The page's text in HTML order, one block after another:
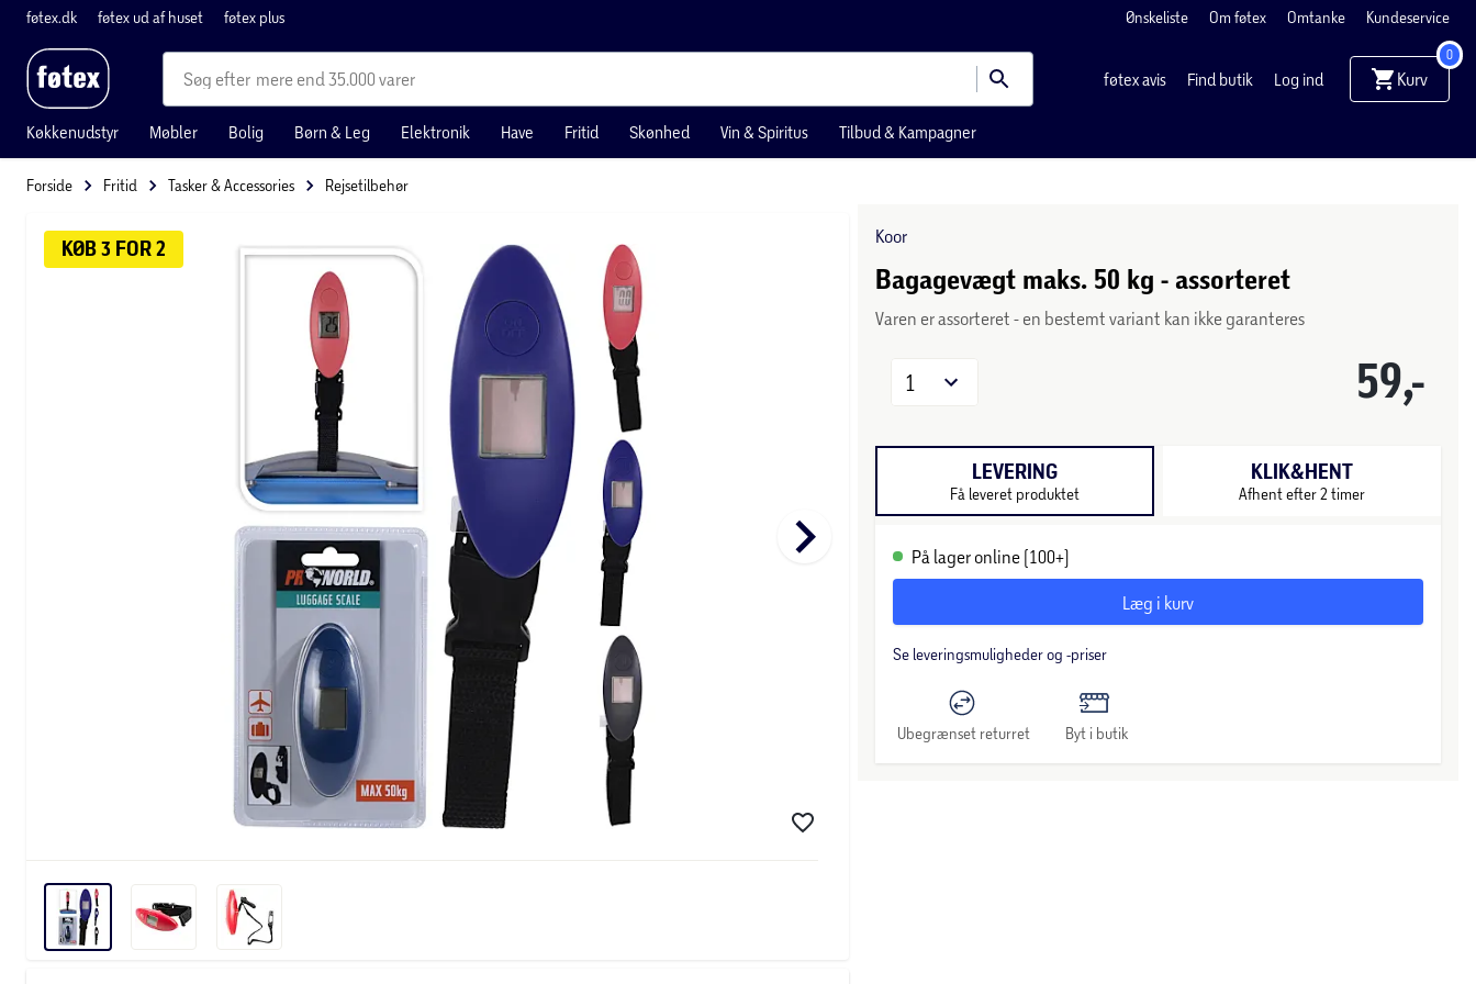
føtex.dk føtex ud af huset føtex plus Ønskeliste Om føtex Omtanke Kundeservice
mere end 35.000 varer føtex avis Find butik Log ind Kurv
0
Køkkenudstyr Møbler Bolig Børn & Leg Elektronik Have Fritid Skønhed Vin & Spiritus Tilbud & Kampagner
Forside Fritid Tasker & Accessories Rejsetilbehør
KØB 3 FOR 2
keyboard_arrow_right
Koor
Bagagevægt maks. 50 kg - assorteret
Varen er assorteret - en bestemt variant kan ikke garanteres
59,-
1
LEVERING
Få leveret produktet
KLIK&HENT
Afhent efter 2 timer
På lager online (100+)
Læg i kurv
Se leveringsmuligheder og -priser
Ubegrænset returret Byt i butik